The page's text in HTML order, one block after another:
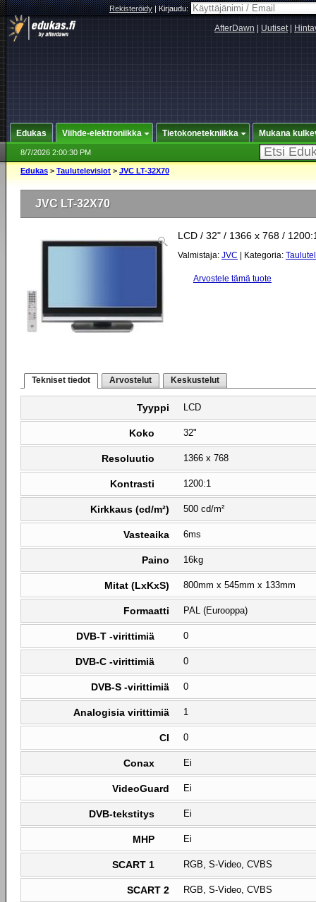
Rekisteröidy|Kirjaudu:
AfterDawn Uutiset|
Edukas Viihde-elektroniikka Tietokonetekniikka Mukana
8/7/2026 2:00:30 PM
Edukas > Taulutelevisiot > JVC LT-32X70
JVC LT-32X70
LCD / 32" / 1366 x 768 /
Valmistaja: JVC | Kategoria:
Arvostele tämä tuote
Tekniset tiedot Arvostelut Keskustelut
Tyyppi LCD
Koko 32"
Resoluutio 1366 x 768
Kontrasti 1200:1
Kirkkaus (cd/m²) 500 cd/m²
Vasteaika 6ms
Paino 16kg
Mitat (LxKxS) 800mm x 545mm x 133mm
Formaatti PAL (Eurooppa)
DVB-T -virittimiä 0
DVB-C -virittimiä 0
DVB-S -virittimiä 0
Analogisia virittimiä 1
CI 0
Conax Ei
VideoGuard Ei
DVB-tekstitys Ei
MHP Ei
SCART 1 RGB, S-Video, CVBS
SCART 2 RGB, S-Video, CVBS